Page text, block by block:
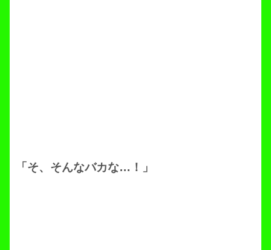
「そ、そんなバカな…！」